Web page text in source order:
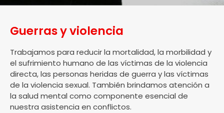
Guerras y violencia
Trabajamos para reducir la mortalidad, la morbilidad y
el sufrimiento humano de las víctimas de la violencia
directa, las personas heridas de guerra y las víctimas
de la violencia sexual. También brindamos atención a
la salud mental como componente esencial de
nuestra asistencia en conflictos.